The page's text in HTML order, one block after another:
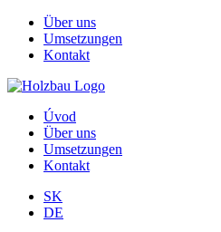
Über uns
Umsetzungen
Kontakt
Úvod
Über uns
Umsetzungen
Kontakt
SK
DE